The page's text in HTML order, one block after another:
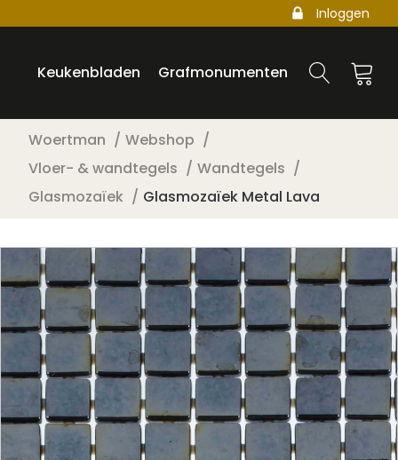
Inloggen
Keukenbladen Grafmonumenten
Woertman
Webshop
Vloer- & wandtegels
Wandtegels
Glasmozaïek
Glasmozaïek Metal Lava